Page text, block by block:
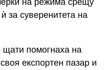
за суверенитета на
щати помогнаха на
експортен пазар и